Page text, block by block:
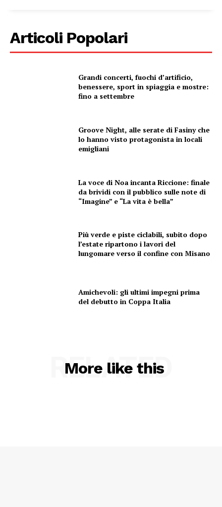
Canale TV 70/80/90
Articoli Popolari
Grandi concerti, fuochi d’artificio,
benessere, sport in spiaggia e mostre:
fino a settembre
Groove Night, alle serate di Fasiny che
lo hanno visto protagonista in locali
emigliani
La voce di Noa incanta Riccione: finale
da brividi con il pubblico sulle note di
“Imagine” e “La vita è bella”
Più verde e piste ciclabili, subito dopo
l’estate ripartono i lavori del
lungomare verso il confine con Misano
Amichevoli: gli ultimi impegni prima
del debutto in Coppa Italia
More like this
RELATED